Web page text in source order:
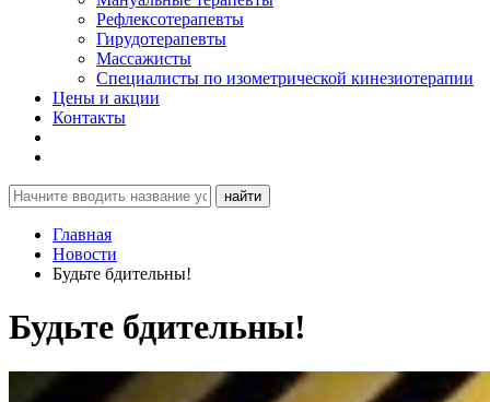
Рефлексотерапевты
Гирудотерапевты
Массажисты
Специалисты по изометрической кинезиотерапии
Цены и акции
Контакты
найти
Главная
Новости
Будьте бдительны!
Будьте бдительны!